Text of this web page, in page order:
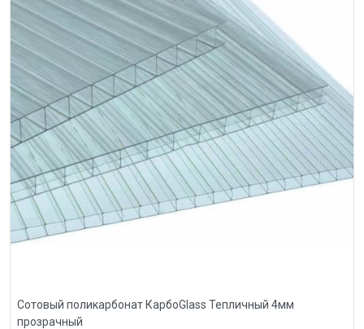
Сотовый поликарбонат КарбоGlass Тепличный 4мм
прозрачный